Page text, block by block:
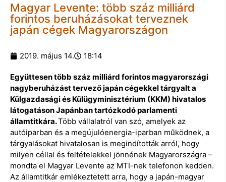
Magyar Levente: több száz milliárd
forintos beruházásokat terveznek
japán cégek Magyarországon
2019. május 14. 18:14
Együttesen több száz milliárd forintos magyarországi
nagyberuházást tervező japán cégekkel tárgyalt a
Külgazdasági és Külügyminisztérium (KKM) hivatalos
látogatáson Japánban tartózkodó parlamenti
államtitkára.Több vállalatról van szó, amelyek az
autóiparban és a megújulóenergia-iparban működnek, a
tárgyalásokat hivatalosan is megindították arról, hogy
milyen céllal és feltételekkel jönnének Magyarországra –
mondta el Magyar Levente az MTI-nek telefonon kedden.
Az államtitkár emlékeztetett arra, hogy a japán-magyar